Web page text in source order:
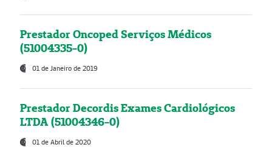
Prestador Oncoped Serviços Médicos
(51004335-0)
01 de Janeiro de 2019
Prestador Decordis Exames Cardiológicos
LTDA (51004346-0)
01 de Abril de 2020